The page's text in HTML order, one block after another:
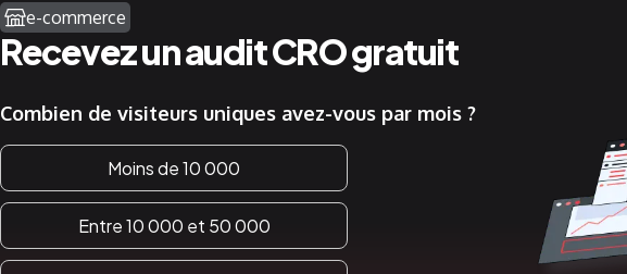
e-commerce
Recevez un audit CRO gratuit
Combien de visiteurs uniques avez-vous par mois ?
Moins de 10 000
Entre 10 000 et 50 000
À partir de ces définitions, nous comprenons vite que les
intimement liés car un changement dans l’UX peut impacter
Différences entre le CRO et
Bien que l’UX et le CRO partagent des objectifs communs,